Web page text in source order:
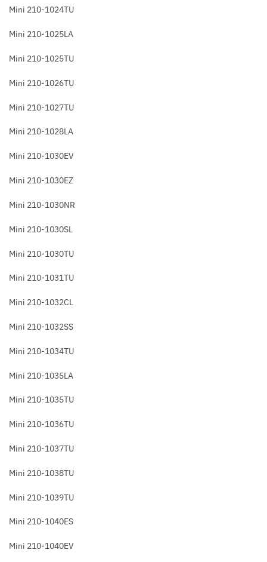
Mini 210-1024TU
Mini 210-1025LA
Mini 210-1025TU
Mini 210-1026TU
Mini 210-1027TU
Mini 210-1028LA
Mini 210-1030EV
Mini 210-1030EZ
Mini 210-1030NR
Mini 210-1030SL
Mini 210-1030TU
Mini 210-1031TU
Mini 210-1032CL
Mini 210-1032SS
Mini 210-1034TU
Mini 210-1035LA
Mini 210-1035TU
Mini 210-1036TU
Mini 210-1037TU
Mini 210-1038TU
Mini 210-1039TU
Mini 210-1040ES
Mini 210-1040EV